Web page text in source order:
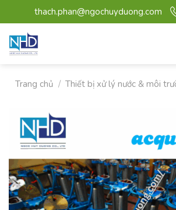
qua
nội
dung
thach.phan@ngochuyduong.com
Trang chủ / Thiết bị xử lý nước & môi